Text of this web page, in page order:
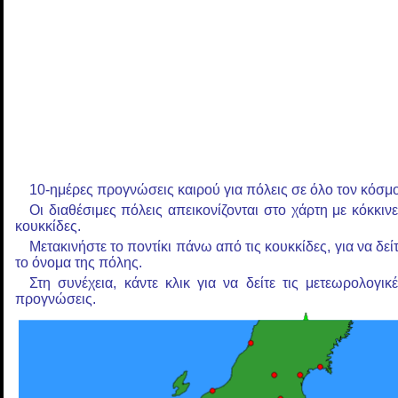
10-ημέρες προγνώσεις καιρού για πόλεις σε όλο τον
Οι διαθέσιμες πόλεις απεικονίζονται στο χάρτη με
κουκκίδες.
Μετακινήστε το ποντίκι πάνω από τις κουκκίδες, για να
το όνομα της πόλης.
Στη συνέχεια, κάντε κλικ για να δείτε τις
προγνώσεις.